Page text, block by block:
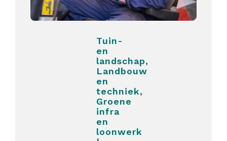
Tuin-
en
landschap,
Landbouw
en
techniek,
Groene
infra
en
loonwerk